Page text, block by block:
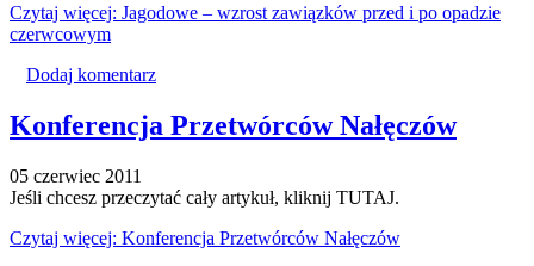
Czytaj więcej: Jagodowe – wzrost zawiązków przed i po opadzie
czerwcowym
Dodaj komentarz
Konferencja Przetwórców Nałęczów
05 czerwiec 2011
Jeśli chcesz przeczytać cały artykuł, kliknij TUTAJ.
Czytaj więcej: Konferencja Przetwórców Nałęczów